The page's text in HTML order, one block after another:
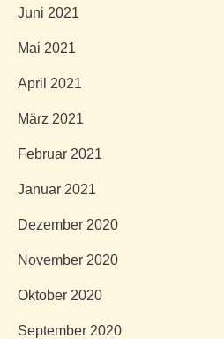
Juni 2021
Mai 2021
April 2021
März 2021
Februar 2021
Januar 2021
Dezember 2020
November 2020
Oktober 2020
September 2020